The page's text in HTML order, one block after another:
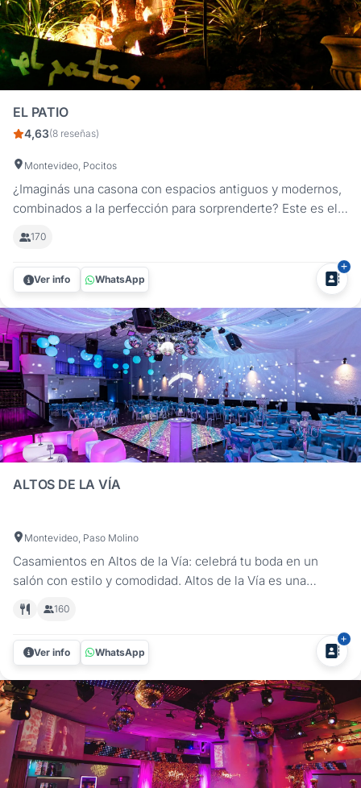
EL PATIO
4,63(8 reseñas)
Montevideo, Pocitos
¿Imaginás una casona con espacios antiguos y modernos,
combinados a la perfección para sorprenderte? Este es el
sorprenderá en tu casamiento o fiesta de 15 años: El Patio.
Aquí, tu evento, tu día especial, será inolvidable. No
solamente por...
170
Ver info WhatsApp
ALTOS DE LA VÍA
Montevideo, Paso Molino
Casamientos en Altos de la Vía: celebrá tu boda en un
salón con estilo y comodidad. Altos de la Vía es una
propuesta distinta para casamientos en Montevideo.
Ubicado en Paso Molino, muy cerca del Prado, este salón
combina un espacio amplio y funcional con servicios
completos para que tu fiesta...
160
Ver info WhatsApp